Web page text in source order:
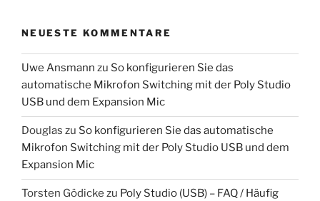
NEUESTE KOMMENTARE
Uwe Ansmann zu So konfigurieren Sie das
automatische Mikrofon Switching mit der Poly Studio
USB und dem Expansion Mic
Douglas zu So konfigurieren Sie das automatische
Mikrofon Switching mit der Poly Studio USB und dem
Expansion Mic
Torsten Gödicke zu Poly Studio (USB) – FAQ / Häufig